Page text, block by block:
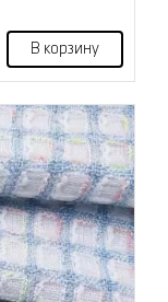
В корзину